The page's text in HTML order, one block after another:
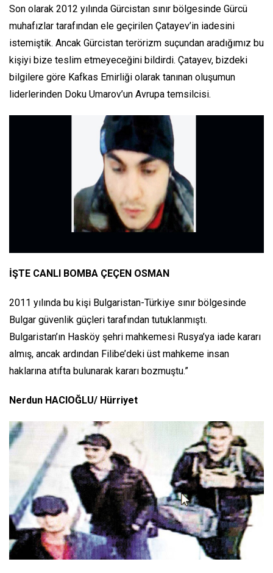
Son olarak 2012 yılında Gürcistan sınır bölgesinde Gürcü
muhafızlar tarafından ele geçirilen Çatayev’in iadesini
istemiştik. Ancak Gürcistan terörizm suçundan aradığımız bu
kişiyi bize teslim etmeyeceğini bildirdi. Çatayev, bizdeki
bilgilere göre Kafkas Emirliği olarak tanınan oluşumun
liderlerinden Doku Umarov’un Avrupa temsilcisi.
İŞTE CANLI BOMBA ÇEÇEN OSMAN
2011 yılında bu kişi Bulgaristan-Türkiye sınır bölgesinde
Bulgar güvenlik güçleri tarafından tutuklanmıştı.
Bulgaristan’ın Hasköy şehri mahkemesi Rusya’ya iade kararı
almış, ancak ardından Filibe’deki üst mahkeme insan
haklarına atıfta bulunarak kararı bozmuştu.”
Nerdun HACIOĞLU/ Hürriyet